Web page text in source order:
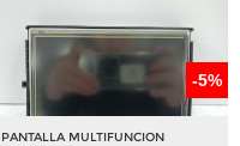
-5%
PANTALLA MULTIFUNCION